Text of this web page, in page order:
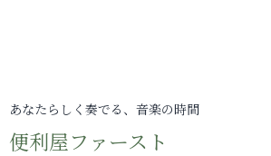
あなたらしく奏でる、音楽の時間
便利屋ファースト